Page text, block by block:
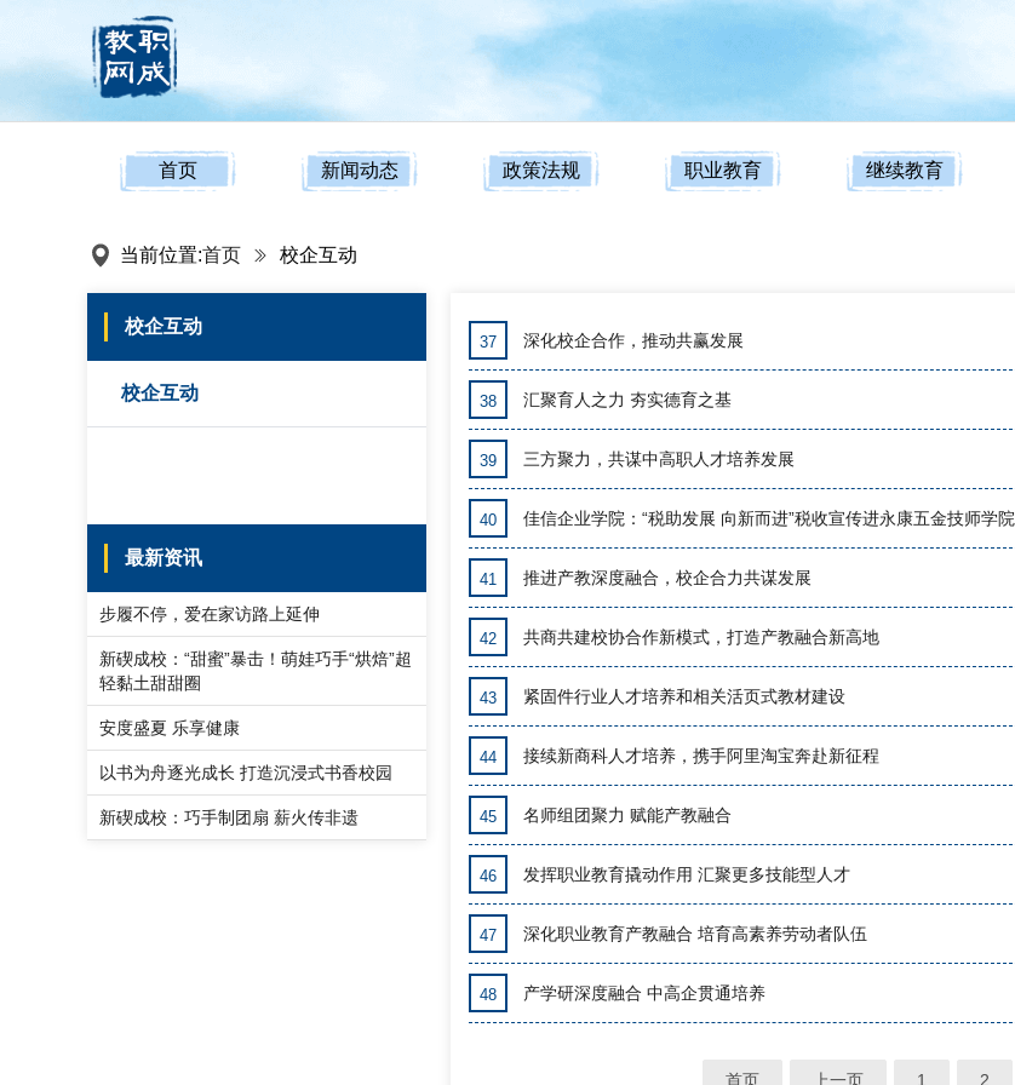
首页 新闻动态 政策法规 职业教育 继续教育
当前位置:首页 校企互动
校企互动
校企互动
最新资讯
步履不停，爱在家访路上延伸
新碶成校：“甜蜜”暴击！萌娃巧手“烘焙”超
轻黏土甜甜圈
安度盛夏 乐享健康
以书为舟逐光成长 打造沉浸式书香校园
新碶成校：巧手制团扇 薪火传非遗
37 深化校企合作，推动共赢发展
38 汇聚育人之力 夯实德育之基
39 三方聚力，共谋中高职人才培养发展
40 佳信企业学院：“税助发展 向新而进”税收宣传进永康五金技师学院
41 推进产教深度融合，校企合力共谋发展
42 共商共建校协合作新模式，打造产教融合新高地
43 紧固件行业人才培养和相关活页式教材建设
44 接续新商科人才培养，携手阿里淘宝奔赴新征程
45 名师组团聚力 赋能产教融合
46 发挥职业教育撬动作用 汇聚更多技能型人才
47 深化职业教育产教融合 培育高素养劳动者队伍
48 产学研深度融合 中高企贯通培养
首页 上一页 1 2